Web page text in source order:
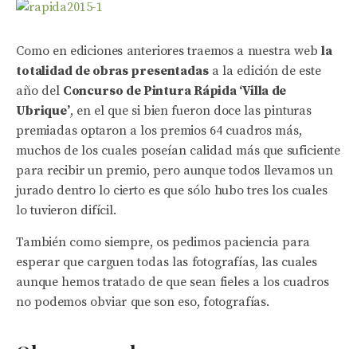
Como en ediciones anteriores traemos a nuestra web la
totalidad de obras presentadasa la edición de este
año del Concurso de Pintura Rápida ‘Villa de
Ubrique’, en el que si bien fueron doce las pinturas
premiadas optaron a los premios 64 cuadros más,
muchos de los cuales poseían calidad más que suficiente
para recibir un premio, pero aunque todos llevamos un
jurado dentro lo cierto es que sólo hubo tres los cuales
lo tuvieron difícil.
También como siempre, os pedimos paciencia para
esperar que carguen todas las fotografías, las cuales
aunque hemos tratado de que sean fieles a los cuadros
no podemos obviar que son eso, fotografías.